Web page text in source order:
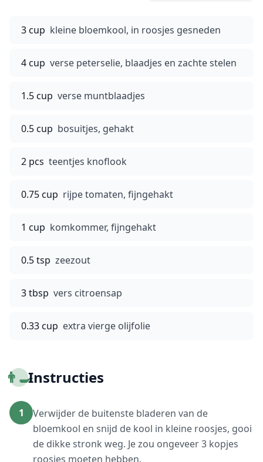
3 cup kleine bloemkool, in roosjes gesneden
4 cup verse peterselie, blaadjes en zachte stelen
1.5 cup verse muntblaadjes
0.5 cup bosuitjes, gehakt
2 pcs teentjes knoflook
0.75 cup rijpe tomaten, fijngehakt
1 cup komkommer, fijngehakt
0.5 tsp zeezout
3 tbsp vers citroensap
0.33 cup extra vierge olijfolie
👨‍🍳Instructies
1
Verwijder de buitenste bladeren van de
bloemkool en snijd de kool in kleine roosjes, gooi
de dikke stronk weg. Je zou ongeveer 3 kopjes
roosjes moeten hebben.